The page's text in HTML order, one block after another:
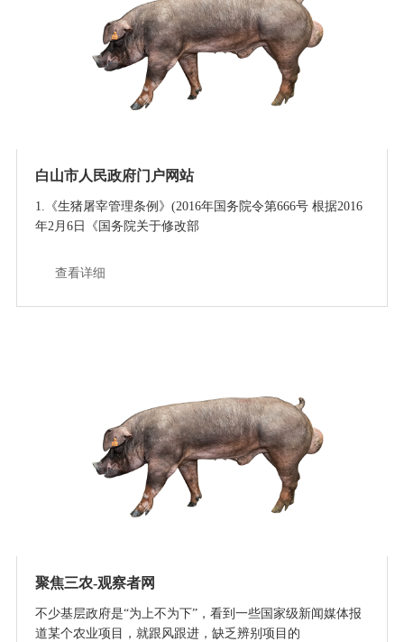
白山市人民政府门户网站
1.《生猪屠宰管理条例》(2016年国务院令第666号 根据2016
年2月6日《国务院关于修改部
查看详细
聚焦三农-观察者网
不少基层政府是“为上不为下”，看到一些国家级新闻媒体报
道某个农业项目，就跟风跟进，缺乏辨别项目的